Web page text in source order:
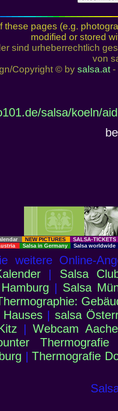
these pages (e.g.
modified or stored
sind urheberrechtlich
von
Copyright © by salsa.at-
salsa/koeln/
NEW PICTURES
SALSA-
Salsa in Germany Salsa worldwide
weitere Online-
| Salsa
| Salsa
| salsa
|Webcam
Thermografie
|Thermografie